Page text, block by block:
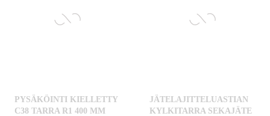
PYSÄKÖINTI KIELLETTY
C38 TARRA R1 400 MM
JÄTELAJITTELUASTIAN
KYLKITARRA SEKAJÄTE